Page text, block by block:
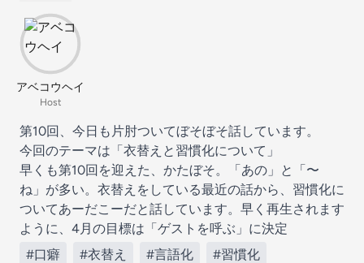
アベコウヘイ
Host
第10回、今日も片肘ついてぼそぼそ話しています。
今回のテーマは「衣替えと習慣化について」
早くも第10回を迎えた、かたぼそ。「あの」と「〜
ね」が多い。衣替えをしている最近の話から、習慣化に
ついてあーだこーだと話しています。早く再生されます
ように、4月の目標は「ゲストを呼ぶ」に決定
#口癖
#衣替え #言語化 #習慣化